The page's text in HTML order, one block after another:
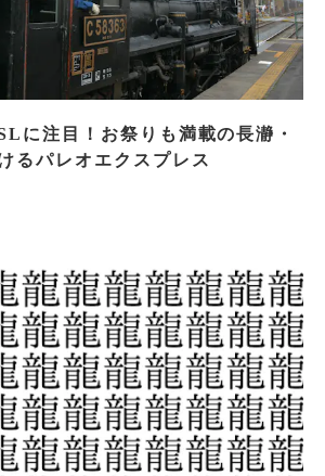
に注目！お祭りも満載の長瀞・
るパレオエクスプレス